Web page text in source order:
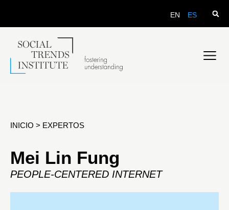
EN ES
INICIO > EXPERTOS
Mei Lin Fung
PEOPLE-CENTERED INTERNET